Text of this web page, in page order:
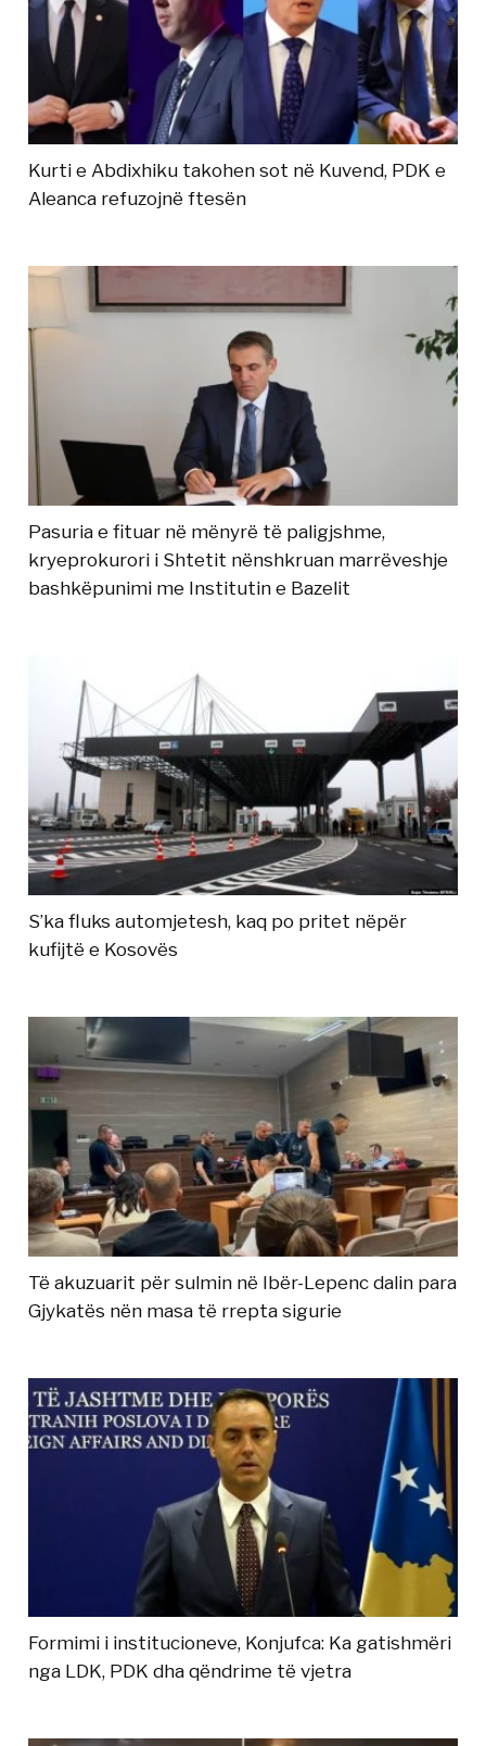
Kurti e Abdixhiku takohen sot në Kuvend, PDK e
Aleanca refuzojnë ftesën
Pasuria e fituar në mënyrë të paligjshme,
kryeprokurori i Shtetit nënshkruan marrëveshje
bashkëpunimi me Institutin e Bazelit
S’ka fluks automjetesh, kaq po pritet nëpër
kufijtë e Kosovës
Të akuzuarit për sulmin në Ibër-Lepenc dalin para
Gjykatës nën masa të rrepta sigurie
Formimi i institucioneve, Konjufca: Ka gatishmëri
nga LDK, PDK dha qëndrime të vjetra